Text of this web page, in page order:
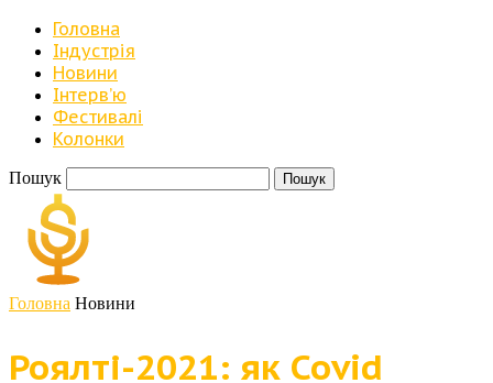
Головна
Індустрія
Новини
Iнтерв’ю
Фестивалі
Колонки
Пошук
Головна Новини
Роялті-2021: як Covid